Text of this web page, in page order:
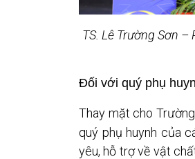
TS. Lê Trường Sơn
Đối với quý phụ
Thay mặt cho
quý phụ huynh của
yêu, hỗ trợ về vật